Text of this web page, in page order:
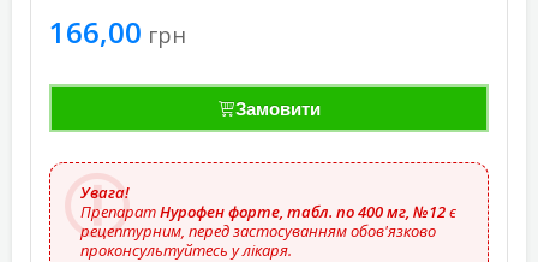
166,00 грн
Замовити
Увага!
ПрепаратНурофен форте, табл. по 400 мг, №12є
рецептурним, перед застосуванням обов'язково
проконсультуйтесь у лікаря.